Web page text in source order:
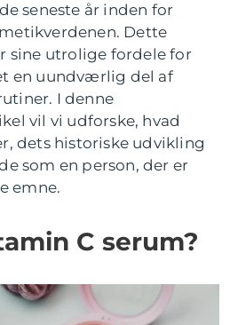
seneste år inden for
Dette
sine utrolige fordele for
en uundværlig del af
I denne
vil vi udforske, hvad
dets historiske udvikling
som en person, der er
emne.
C serum?